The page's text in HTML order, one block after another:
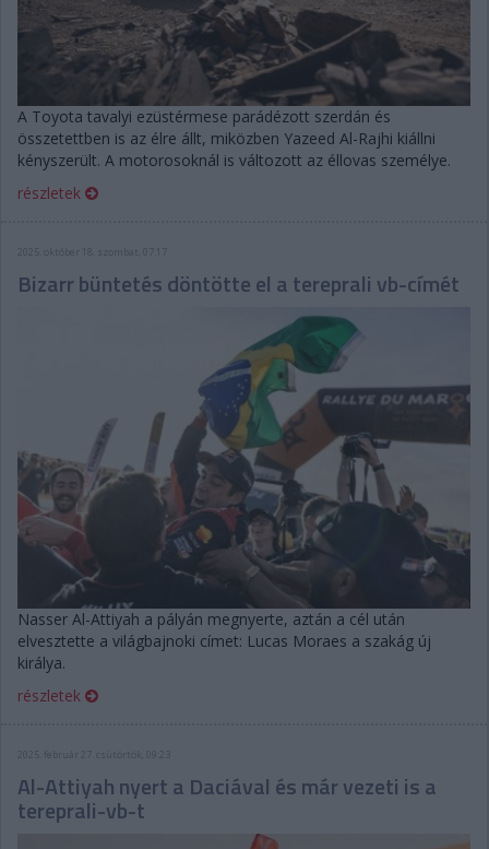
A Toyota tavalyi ezüstérmese parádézott szerdán és
összetettben is az élre állt, miközben Yazeed Al-Rajhi kiállni
kényszerült. A motorosoknál is változott az éllovas személye.
részletek
2025. október 18. szombat, 07:17
Bizarr büntetés döntötte el a tereprali vb-címét
Nasser Al-Attiyah a pályán megnyerte, aztán a cél után
elvesztette a világbajnoki címet: Lucas Moraes a szakág új
királya.
részletek
2025. február 27. csütörtök, 09:23
Al-Attiyah nyert a Daciával és már vezeti is a
tereprali-vb-t